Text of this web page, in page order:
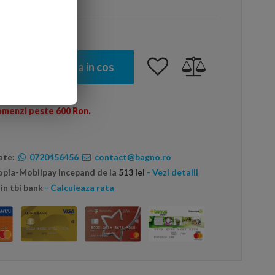
Adauga in cos
peste 600 Ron.
0720456456
contact@bagno.ro
Mobilpay incepand de la 513 lei - Vezi detalii
tbi bank - Calculeaza rata